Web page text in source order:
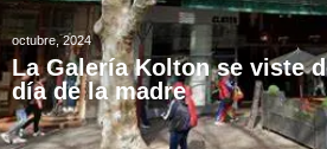
octubre, 2024
La Galería Kolton se viste
día de la madre